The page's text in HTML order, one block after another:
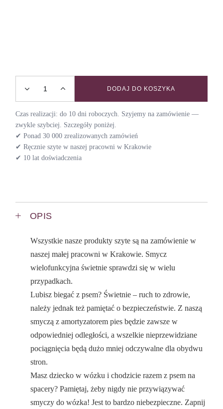
Smycz wielofunkcyjna z amortyzatorem HERBARIUM
DODAJ DO KOSZYKA
Czas realizacji: do 10 dni roboczych. Szyjemy na zamówienie —
zwykle szybciej. Szczegóły poniżej.
✔ Ponad 30 000 zrealizowanych zamówień
✔ Ręcznie szyte w naszej pracowni w Krakowie
✔ 10 lat doświadczenia
OPIS
Wszystkie nasze produkty szyte są na zamówienie w
naszej małej pracowni w Krakowie. Smycz
wielofunkcyjna świetnie sprawdzi się w wielu
przypadkach.
Lubisz biegać z psem? Świetnie – ruch to zdrowie,
należy jednak też pamiętać o bezpieczeństwie. Z naszą
smyczą z amortyzatorem pies będzie zawsze w
odpowiedniej odległości, a wszelkie nieprzewidziane
pociągnięcia będą dużo mniej odczywalne dla obydwu
stron.
Masz dziecko w wózku i chodzicie razem z psem na
spacery? Pamiętaj, żeby nigdy nie przywiązywać
smyczy do wózka! Jest to bardzo niebezpieczne. Zapnij